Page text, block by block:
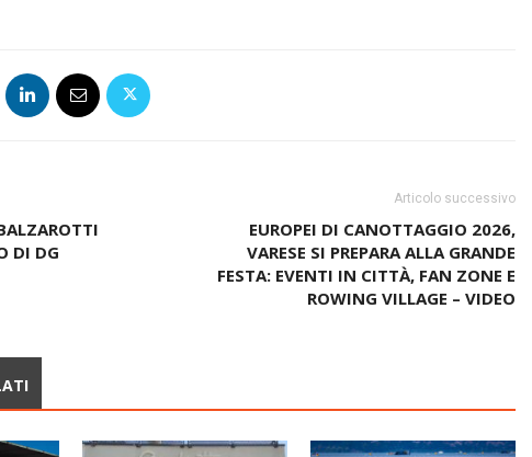
DI DG
Articolo successivo
EUROPEI DI CANOTTAGGIO 2026,
VARESE SI PREPARA ALLA GRANDE
FESTA: EVENTI IN CITTÀ, FAN ZONE E
ROWING VILLAGE – VIDEO